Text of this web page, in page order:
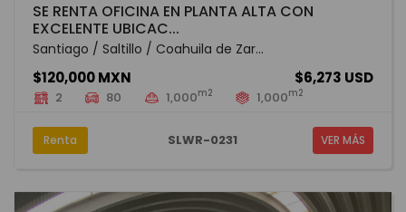
SE RENTA OFICINA EN PLANTA ALTA CON
EXCELENTE UBICAC...
Santiago / Saltillo / Coahuila de Zar...
$120,000 MXN $6,273 USD
2 80 1,000m2 1,000m2
Renta SLWR-0231 VER MÁS